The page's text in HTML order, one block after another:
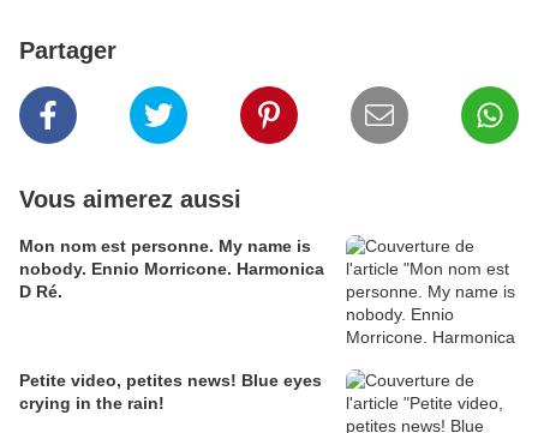
Partager
Vous aimerez aussi
Mon nom est personne. My name is
nobody. Ennio Morricone. Harmonica
D Ré.
Petite video, petites news! Blue eyes
crying in the rain!